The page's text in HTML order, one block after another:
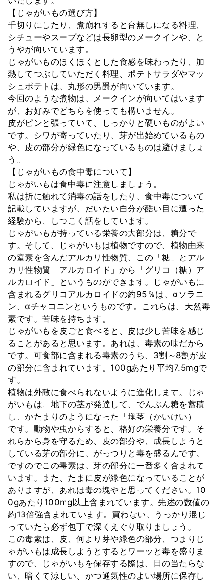
【じゃがいもの選び方】
千切りにしたり、煮崩れすると台無しになる料理、
シチューやスープなどは長卵型のメークインや、と
うやが向いています。
じゃがいものほくほくとした食感を味わったり、加
熱してつぶしていただく料理、ポテトサラダやマッ
シュポテトは、丸形の男爵が向いています。
今回のような煮物は、メークインが向いてはいます
が、お好みでどちらを使っても構いません。
皮がピンと張っていて、しっかりと硬いものがよい
です。シワが寄っていたり、芽が出始めているもの
や、皮の部分が緑色になっているものは避けましょ
う。
【じゃがいもの食中毒について】
じゃがいもは食中毒に注意しましょう。
私は折に触れて消毒の話をしたり、食中毒について
記載していますが、だいたい自分が酷い目に遭った
経験から、しつこく話をしています。
じゃがいもが持っている栄養の大部分は、糖分で
す。そして、じゃがいもは植物ですので、植物由来
の窒素を含んだアルカリ性物質、この「糖」とアル
カリ性物質「アルカロイド」から「グリコ（糖）ア
ルカロイド」というものができます。じゃがいもに
含まれるグリコアルカロイドの約95％は、αソラニ
ン、αチャコニンというものです。これらは、天然毒
素です。苦味を持ちます。
じゃがいもを皮ごと食べると、皮は少し苦味を感じ
ることがあると思います。あれは、毒素の味だから
です。可食部に含まれる毒素のうち、3割～8割が皮
の部分に含まれています。100gあたり平均7.5mgで
す。
植物は外敵に食べられないように進化します。じゃ
がいもは、地下の茎が発達して、でんぷん糖を蓄積
し、かたまりのようになった「塊茎（かいけい）」
です。動物や虫からすると、格好の栄養分です。そ
れらから身を守るため、皮の部分や、成長しようと
している芽の部分に、がっつりと毒を盛るんです。
ですのでこの毒素は、芽の部分に一番多く含まれて
います。また、たまに皮が緑色になっていることが
ありますが、あれは毒の塊やと思ってください。10
0gあたり100mg以上含まれています。先述の数値の
約13倍強含まれています。買わない、うっかり混じ
っていたら必ず包丁で深くえぐり取りましょう。
この毒素は、皮、何より芽や緑色の部分、つまりじ
ゃがいもは成長しようとするとワーッと毒を盛りま
すので、じゃがいもを保存する際は、日の当たらな
い、暗くて涼しい、かつ通気性のよい場所に保存し